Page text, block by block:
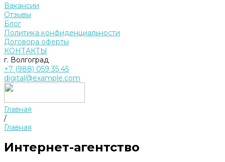
Вакансии
Отзывы
Блог
Политика конфиденциальности
Договора оферты
КОНТАКТЫ
г. Волгоград
+7 (988) 059 35 45
digital@example.com
Главная
/
Главная
Интернет-агентство